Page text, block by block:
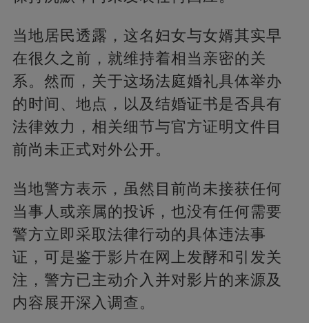
当地居民透露，这名妇女与女婿其实早
在很久之前，就维持着相当亲密的关
系。然而，关于这场法庭婚礼具体举办
的时间、地点，以及结婚证书是否具有
法律效力，相关细节与官方证明文件目
前尚未正式对外公开。
当地警方表示，虽然目前尚未接获任何
当事人或亲属的投诉，也没有任何需要
警方立即采取法律行动的具体违法事
证，可是鉴于影片在网上发酵和引发关
注，警方已主动介入并对影片的来源及
内容展开深入调查。